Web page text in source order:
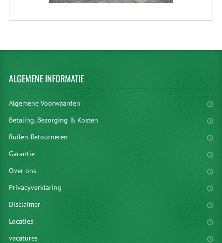
ALGEMENEINFORMATIE
Algemene Voorwaarden
Betaling, Bezorging & Kosten
Ruilen-Retourneren
Garantie
Over ons
Privacyverklaring
Disclaimer
Locaties
vacatures